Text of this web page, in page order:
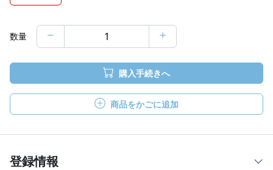
数量
購入手続きへ
商品をかごに追加
登録情報